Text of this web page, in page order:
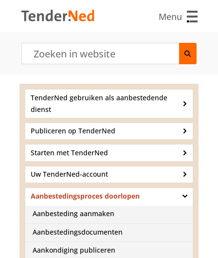
Menu
TenderNed gebruiken als aanbestedende
dienst
Publiceren op TenderNed
Starten met TenderNed
Uw TenderNed-account
Aanbestedingsproces doorlopen
Aanbesteding aanmaken
Aanbestedingsdocumenten
Aankondiging publiceren